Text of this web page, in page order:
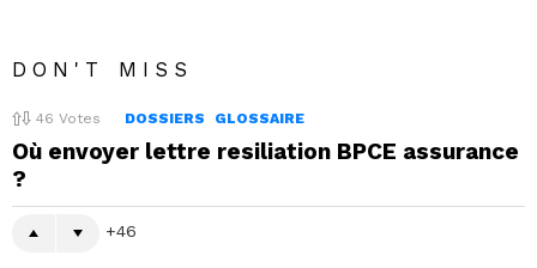
DON'T MISS
46 Votes DOSSIERS GLOSSAIRE
Où envoyer lettre resiliation BPCE assurance
?
46